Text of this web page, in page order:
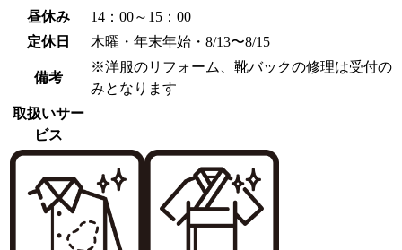
昼休み
14：00～15：00
定休日
木曜・年末年始・8/13〜8/15
備考
※洋服のリフォーム、靴バックの修理は受付の
みとなります
取扱いサー
ビス